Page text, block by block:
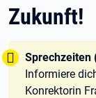
Zukunft!
Tipp:
Sprechzeiten
Informiere
Konrektorin